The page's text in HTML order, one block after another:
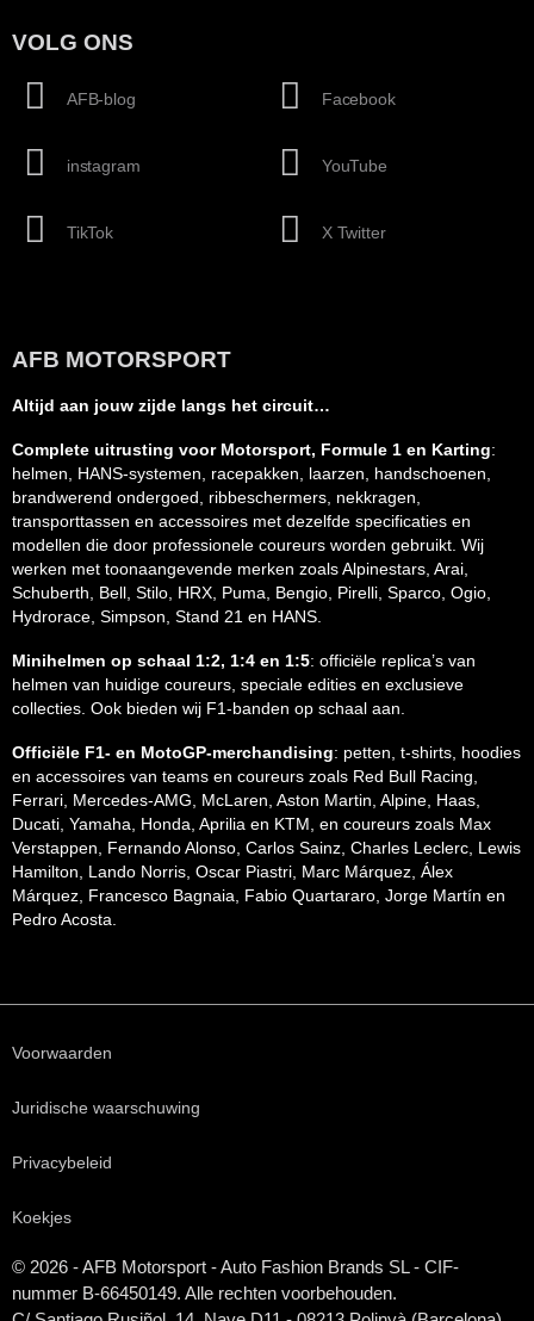
VOLG ONS
AFB-blog
instagram
TikTok
Facebook
YouTube
X Twitter
AFB MOTORSPORT
Altijd aan jouw zijde langs het circuit…
Complete uitrusting voor Motorsport, Formule 1 en Karting:
helmen, HANS-systemen, racepakken, laarzen, handschoenen,
brandwerend ondergoed, ribbeschermers, nekkragen,
transporttassen en accessoires met dezelfde specificaties en
modellen die door professionele coureurs worden gebruikt. Wij
werken met toonaangevende merken zoals Alpinestars, Arai,
Schuberth, Bell, Stilo, HRX, Puma, Bengio, Pirelli, Sparco, Ogio,
Hydrorace, Simpson, Stand 21 en HANS.
Minihelmen op schaal 1:2, 1:4 en 1:5: officiële replica’s van
helmen van huidige coureurs, speciale edities en exclusieve
collecties. Ook bieden wij F1-banden op schaal aan.
Officiële F1- en MotoGP-merchandising: petten, t-shirts, hoodies
en accessoires van teams en coureurs zoals Red Bull Racing,
Ferrari, Mercedes-AMG, McLaren, Aston Martin, Alpine, Haas,
Ducati, Yamaha, Honda, Aprilia en KTM, en coureurs zoals Max
Verstappen, Fernando Alonso, Carlos Sainz, Charles Leclerc, Lewis
Hamilton, Lando Norris, Oscar Piastri, Marc Márquez, Álex
Márquez, Francesco Bagnaia, Fabio Quartararo, Jorge Martín en
Pedro Acosta.
Voorwaarden
Juridische waarschuwing
Privacybeleid
Koekjes
© 2026 - AFB Motorsport - Auto Fashion Brands SL- CIF-
nummer B-66450149. Alle rechten voorbehouden.